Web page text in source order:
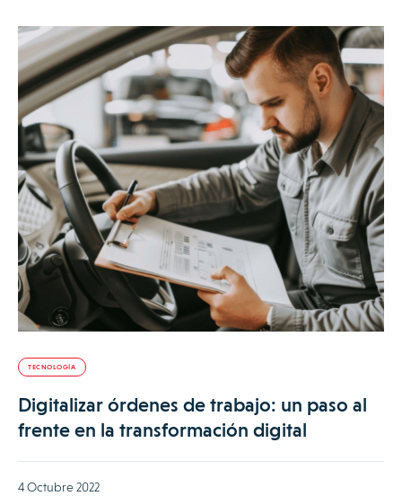
TECNOLOGÍA
Digitalizar órdenes de trabajo: un paso al
frente en la transformación digital
4 Octubre 2022